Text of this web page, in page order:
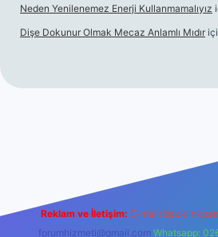
Neden Yenilenemez Enerji Kullanmamalıyız
Dişe Dokunur Olmak Mecaz Anlamlı Mıdır
Reklam ve İletişim: E-mail:
forumhizmeti@gmail.com Whatsapp: